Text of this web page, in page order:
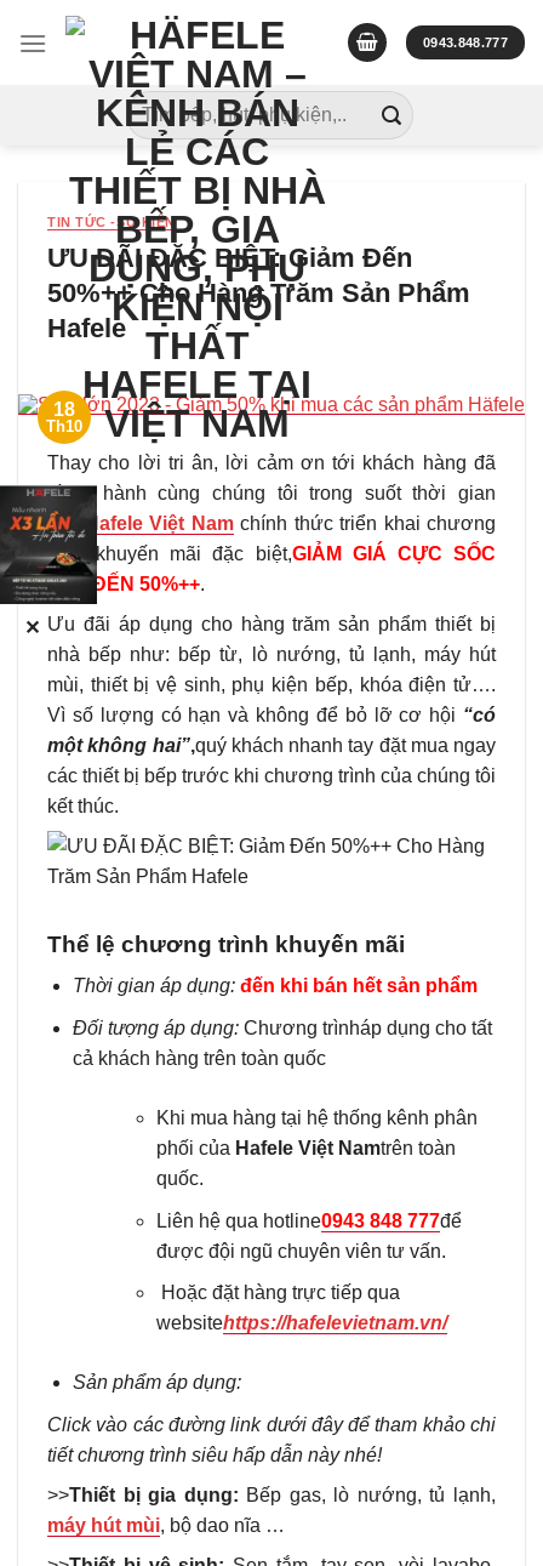
0943.848.777
Tìm
kiếm:
TIN TỨC -SỰ KIỆN
ƯU ĐÃI ĐẶC BIỆT: Giảm Đến
50%++ Cho Hàng Trăm Sản Phẩm
Hafele
18
Th10
Thay cho lời tri ân, lời cảm ơn tới khách hàng đã
đồng hành cùng chúng tôi trong suốt thời gian
qua,
Hafele Việt Nam chính thức triển khai chương
trình khuyến mãi đặc biệt,GIẢM GIÁ CỰC SỐC
LÊN ĐẾN 50%++.
Ưu đãi áp dụng cho hàng trăm sản phẩm thiết bị
nhà bếp như: bếp từ, lò nướng, tủ lạnh, máy hút
mùi, thiết bị vệ sinh, phụ kiện bếp, khóa điện tử….
Vì số lượng có hạn và không để bỏ lỡ cơ hội “có
một không hai”,quý khách nhanh tay đặt mua ngay
các thiết bị bếp trước khi chương trình của chúng tôi
kết thúc.
Thể lệ chương trình khuyến mãi
Thời gian áp dụng: đến khi bán hết sản phẩm
Đối tượng áp dụng:Chương trìnháp dụng cho tất
cả khách hàng trên toàn quốc
Khi mua hàng tại hệ thống kênh phân
phối của Hafele Việt Namtrên toàn
quốc.
Liên hệ qua hotline0943 848 777để
được đội ngũ chuyên viên tư vấn.
Hoặc đặt hàng trực tiếp qua
websitehttps://hafelevietnam.vn/
Sản phẩm áp dụng:
Click vào các đường link dưới đây để tham khảo chi
tiết chương trình siêu hấp dẫn này nhé!
>>Thiết bị gia dụng: Bếp gas, lò nướng, tủ lạnh,
máy hút mùi, bộ dao nĩa …
✕